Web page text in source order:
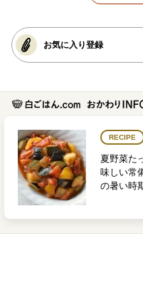
お気に入り登録
RECIPE
夏野菜た
味しい常
の暑い時